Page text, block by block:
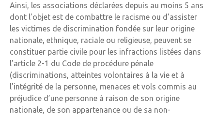
Ainsi, les associations déclarées depuis au moins 5 ans
dont l’objet est de combattre le racisme ou d’assister
les victimes de discrimination fondée sur leur origine
nationale, ethnique, raciale ou religieuse, peuvent se
constituer partie civile pour les infractions listées dans
l’article 2-1 du Code de procédure pénale
(discriminations, atteintes volontaires à la vie et à
l’intégrité de la personne, menaces et vols commis au
préjudice d’une personne à raison de son origine
nationale, de son appartenance ou de sa non-